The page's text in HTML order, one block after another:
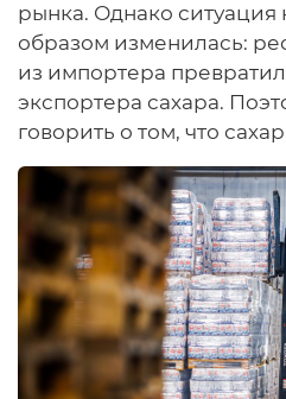
рынка. Однако
образом изменилась:
из импортера
экспортера сахара.
говорить о том, что